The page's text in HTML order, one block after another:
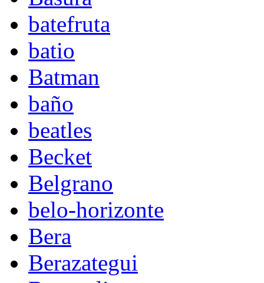
batefruta
batio
Batman
baño
beatles
Becket
Belgrano
belo-horizonte
Bera
Berazategui